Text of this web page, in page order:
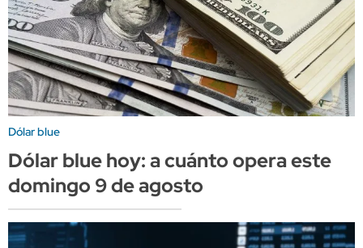
Dólar blue
Dólar blue hoy: a cuánto opera este
domingo 9 de agosto